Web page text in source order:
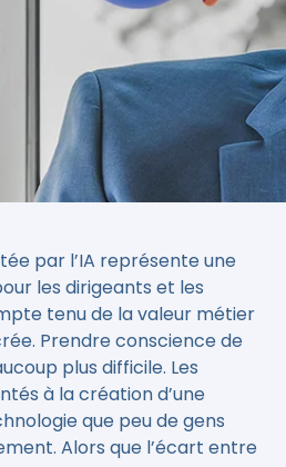
par l’IA représente une
les dirigeants et les
tenu de la valeur métier
Prendre conscience de
plus difficile. Les
à la création d’une
que peu de gens
Alors que l’écart entre